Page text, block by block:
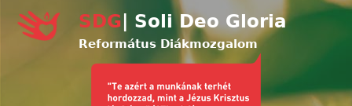
Ugrás a tartalomra
SDG | Soli Deo Gloria
Református Diákmozgalom